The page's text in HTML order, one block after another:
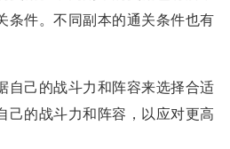
条件。不同副本的通关条件也有
自己的战斗力和阵容来选择合适
己的战斗力和阵容，以应对更高